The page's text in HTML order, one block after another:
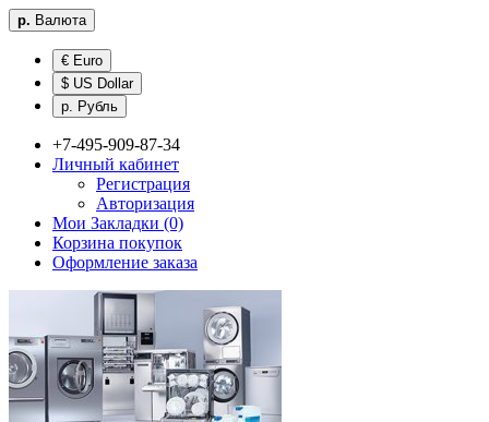
р. Валюта
€ Euro
$ US Dollar
р. Рубль
+7-495-909-87-34
Личный кабинет
Регистрация
Авторизация
Мои Закладки (0)
Корзина покупок
Оформление заказа